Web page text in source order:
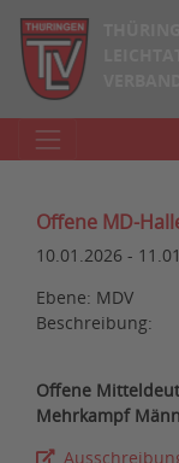
Offene MD-
10.01.2026 -
Ebene: MDV
Beschreibung:
Offene
Mehrkampf